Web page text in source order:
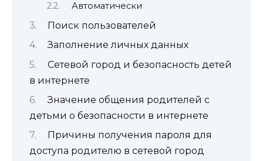
Автоматически
Поиск пользователей
Заполнение личных данных
Сетевой город и безопасность детей
в интернете
Значение общения родителей с
детьми о безопасности в интернете
Причины получения пароля для
доступа родителю в сетевой город